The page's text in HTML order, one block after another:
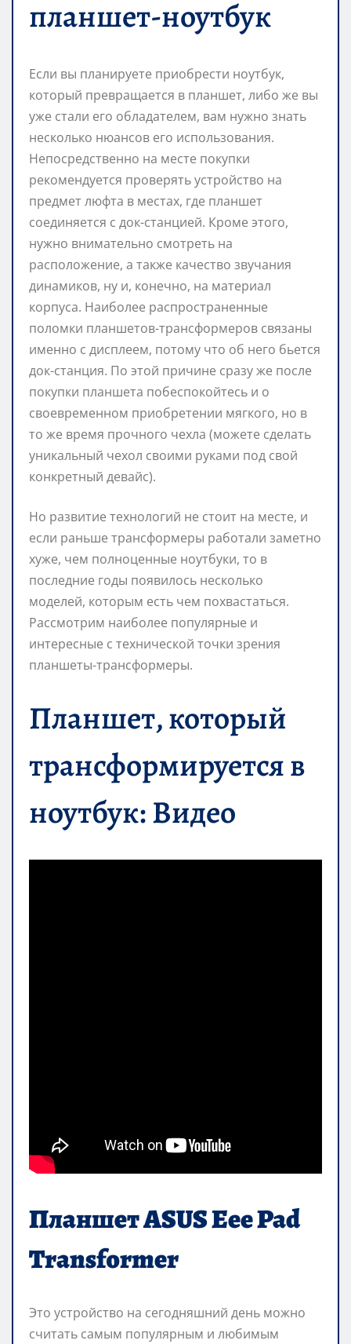
планшет-ноутбук
Если вы планируете приобрести ноутбук,
который превращается в планшет, либо же вы
уже стали его обладателем, вам нужно знать
несколько нюансов его использования.
Непосредственно на месте покупки
рекомендуется проверять устройство на
предмет люфта в местах, где планшет
соединяется с док-станцией. Кроме этого,
нужно внимательно смотреть на
расположение, а также качество звучания
динамиков, ну и, конечно, на материал
корпуса. Наиболее распространенные
поломки планшетов-трансформеров связаны
именно с дисплеем, потому что об него бьется
док-станция. По этой причине сразу же после
покупки планшета побеспокойтесь и о
своевременном приобретении мягкого, но в
то же время прочного чехла (можете сделать
уникальный чехол своими руками под свой
конкретный девайс).
Но развитие технологий не стоит на месте, и
если раньше трансформеры работали заметно
хуже, чем полноценные ноутбуки, то в
последние годы появилось несколько
моделей, которым есть чем похвастаться.
Рассмотрим наиболее популярные и
интересные с технической точки зрения
планшеты-трансформеры.
Планшет, который
трансформируется в
ноутбук: Видео
Планшет ASUS Eee Pad
Transformer
Это устройство на сегодняшний день можно
считать самым популярным и любимым